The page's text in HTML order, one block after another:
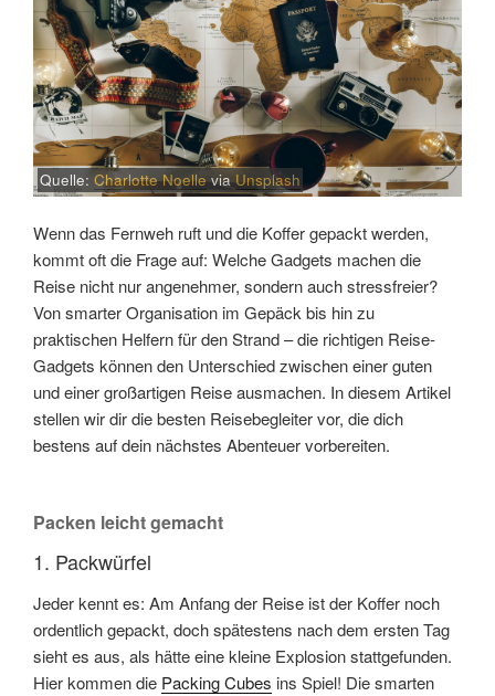
Quelle:Charlotte NoelleviaUnsplash
Wenn das Fernweh ruft und die Koffer gepackt werden,
kommt oft die Frage auf: Welche Gadgets machen die
Reise nicht nur angenehmer, sondern auch stressfreier?
Von smarter Organisation im Gepäck bis hin zu
praktischen Helfern für den Strand – die richtigen Reise-
Gadgets können den Unterschied zwischen einer guten
und einer großartigen Reise ausmachen. In diesem Artikel
stellen wir dir die besten Reisebegleiter vor, die dich
bestens auf dein nächstes Abenteuer vorbereiten.
Packen leicht gemacht
1. Packwürfel
Jeder kennt es: Am Anfang der Reise ist der Koffer noch
ordentlich gepackt, doch spätestens nach dem ersten Tag
sieht es aus, als hätte eine kleine Explosion stattgefunden.
Hier kommen die Packing Cubes ins Spiel! Die smarten